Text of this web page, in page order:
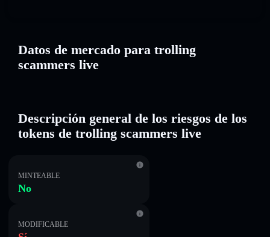
Datos de mercado para trolling
scammers live
Descripción general de los riesgos de los
tokens de trolling scammers live
MINTEABLE
No
MODIFICABLE